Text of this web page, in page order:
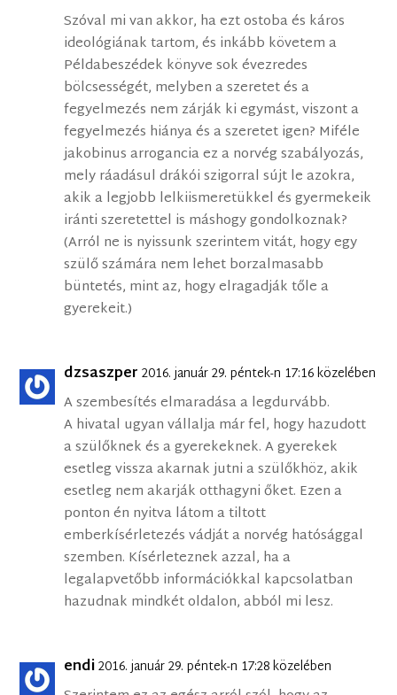
Szóval mi van akkor, ha ezt ostoba és káros
ideológiának tartom, és inkább követem a
Példabeszédek könyve sok évezredes
bölcsességét, melyben a szeretet és a
fegyelmezés nem zárják ki egymást, viszont a
fegyelmezés hiánya és a szeretet igen? Miféle
jakobinus arrogancia ez a norvég szabályozás,
mely ráadásul drákói szigorral sújt le azokra,
akik a legjobb lelkiismeretükkel és gyermekeik
iránti szeretettel is máshogy gondolkoznak?
(Arról ne is nyissunk szerintem vitát, hogy egy
szülő számára nem lehet borzalmasabb
büntetés, mint az, hogy elragadják tőle a
gyerekeit.)
dzsaszper 2016. január 29. péntek-n 17:16 közelében
A szembesítés elmaradása a legdurvább.
A hivatal ugyan vállalja már fel, hogy hazudott
a szülőknek és a gyerekeknek. A gyerekek
esetleg vissza akarnak jutni a szülőkhöz, akik
esetleg nem akarják otthagyni őket. Ezen a
ponton én nyitva látom a tiltott
emberkísérletezés vádját a norvég hatósággal
szemben. Kísérleteznek azzal, ha a
legalapvetőbb információkkal kapcsolatban
hazudnak mindkét oldalon, abból mi lesz.
endi2016. január 29. péntek-n 17:28 közelében